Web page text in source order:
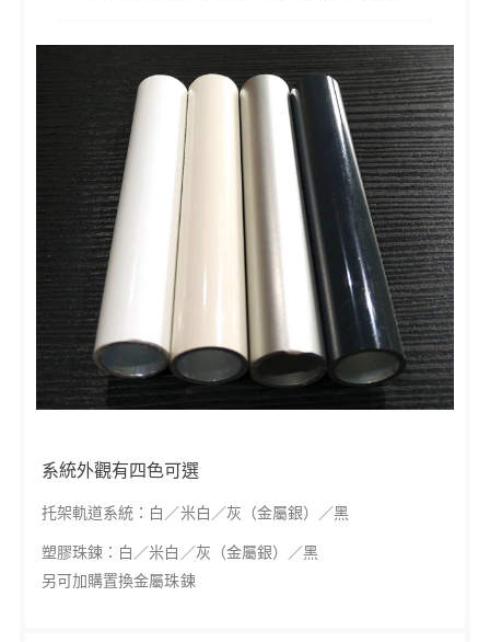
系統外觀有四色可選
托架軌道系統：白／米白／灰（金屬銀）／黑
塑膠珠鍊：白／米白／灰（金屬銀）／黑
另可加購置換金屬珠鍊